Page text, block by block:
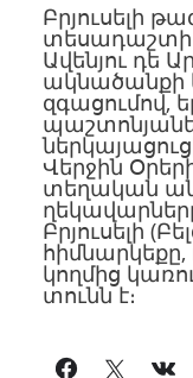
Բրյուսելի
տեսադաշտի
Ավենյու դե
ակնածանքի
զգացումով,
Վերջին
տեղական
Բրյուսելի
հիմնարկեքը,
կողմից
տունն է։